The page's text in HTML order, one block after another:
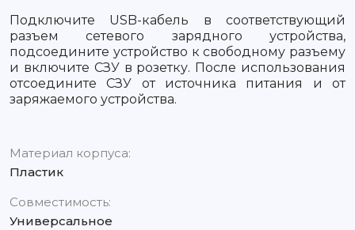
Подключите USB-кабель в соответствующий
разъем сетевого зарядного устройства,
подсоедините устройство к свободному разъему
и включите СЗУ в розетку. После использования
отсоедините СЗУ от источника питания и от
заряжаемого устройства.
Материал корпуса:
Пластик
Совместимость:
Универсальное